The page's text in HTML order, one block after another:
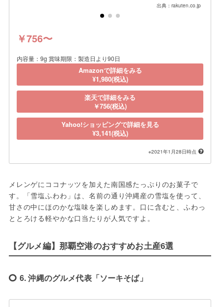
出典：rakuten.co.jp
￥756〜
内容量：9g 賞味期限：製造日より90日
Amazonで詳細をみる
¥1,980(税込)
楽天で詳細をみる
￥756(税込)
Yahoo!ショッピングで詳細を見る
¥3,141(税込)
※2021年1月28日時点
メレンゲにココナッツを加えた南国感たっぷりのお菓子で
す。「雪塩ふわわ」は、名前の通り沖縄産の雪塩を使って、
甘さの中にほのかな塩味を楽しめます。口に含むと、ふわっ
ととろける軽やかな口当たりが人気ですよ。
【グルメ編】那覇空港のおすすめお土産6選
6. 沖縄のグルメ代表「ソーキそば」